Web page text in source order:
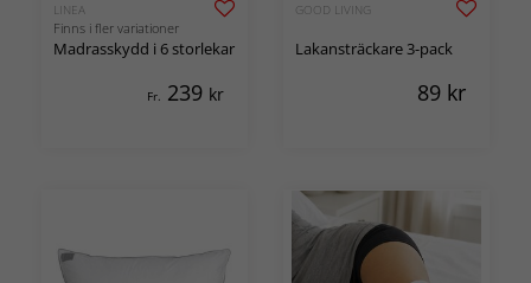
LINEA
Finns i fler variationer
Madrasskydd i 6 storlekar
Fr. 239 kr
GOOD LIVING
Lakansträckare 3-pack
89 kr